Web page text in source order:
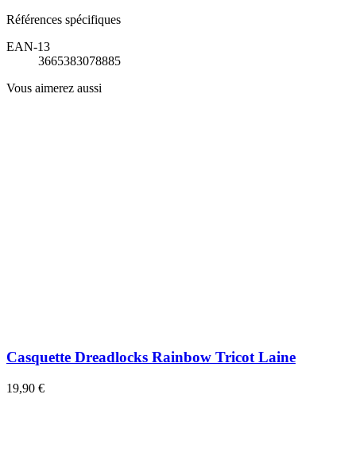
Références spécifiques
EAN-13
3665383078885
Vous aimerez aussi
Casquette Dreadlocks Rainbow Tricot Laine
19,90 €